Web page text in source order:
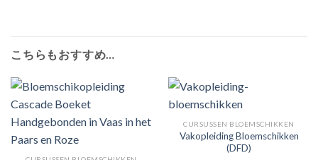
こちらもおすすめ…
CURSUSSEN BLOEMSCHIKKEN
Vakopleiding Bloemschikken
(DFD)